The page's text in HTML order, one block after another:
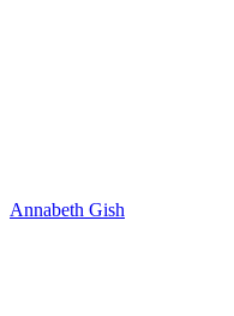
Annabeth Gish